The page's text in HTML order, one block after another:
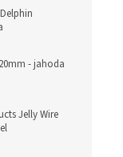
- jahoda
Jelly Wire